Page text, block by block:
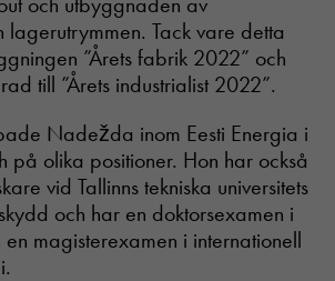
lagerutrymmen. Tack vare detta
”Årets fabrik 2022” och
till ”Årets industrialist 2022”.
Nadežda inom Eesti Energia i
på olika positioner. Hon har också
vid Tallinns tekniska universitets
och har en doktorsexamen i
en magisterexamen i internationell